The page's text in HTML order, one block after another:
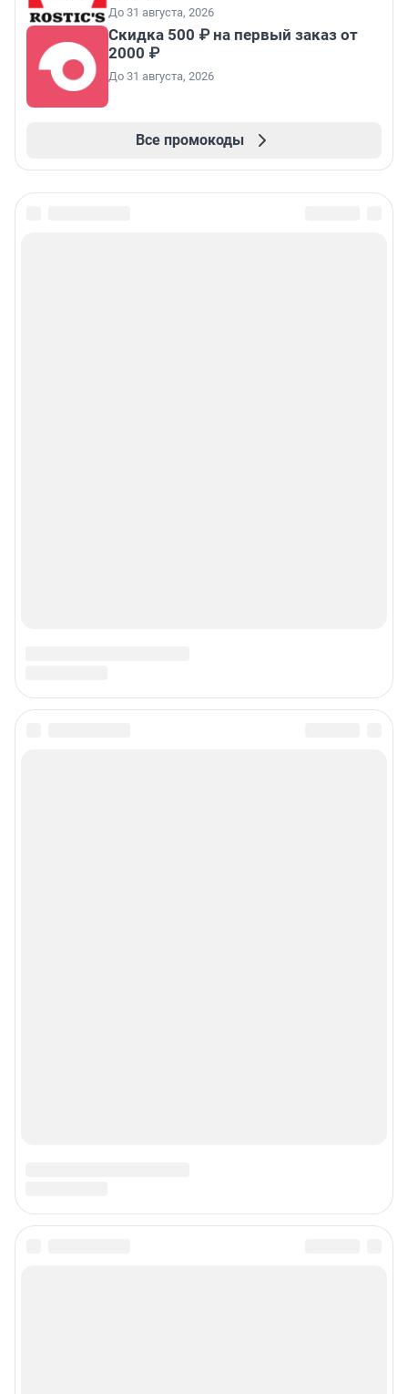
До 31 августа, 2026
Скидка 500 ₽ на первый заказ от
2000 ₽
До 31 августа, 2026
Все промокоды